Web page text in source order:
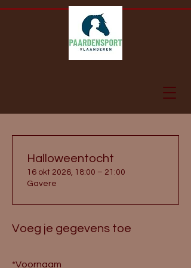
Voeg je gegevens toe
*Voornaam
Halloweentocht
16 okt 2026, 18:00 – 21:00
Gavere